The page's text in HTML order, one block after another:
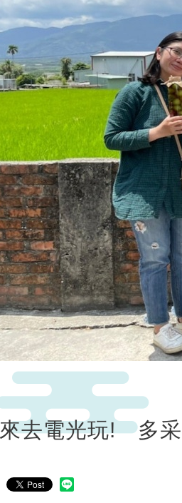
來去電光玩! 多